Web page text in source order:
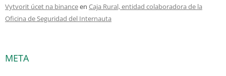
Vytvorit úcet na binanceen Caja Rural, entidad colaboradora de la
Oficina de Seguridad del Internauta
META